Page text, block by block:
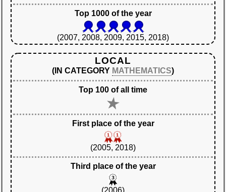
Top 1000 of the year
(2007, 2008, 2009, 2015, 2018)
LOCAL
(IN CATEGORY MATHEMATICS)
Top 100 of all time
First place of the year
(2005, 2018)
Third place of the year